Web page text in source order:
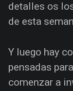
detalles os
de esta
Y luego hay
pensadas
comenzar a